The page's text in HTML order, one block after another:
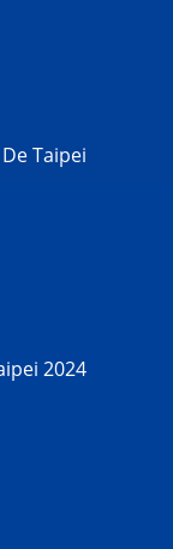
Taipei
2024